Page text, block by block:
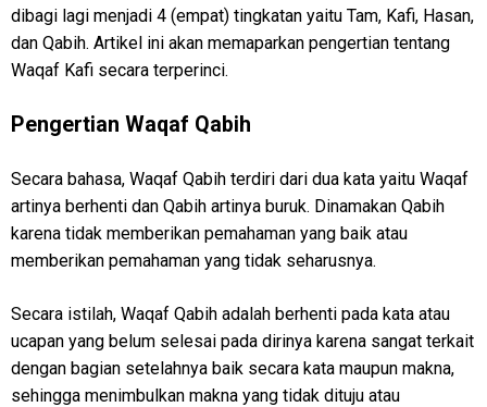
dibagi lagi menjadi 4 (empat) tingkatan yaitu Tam, Kafi, Hasan,
dan Qabih. Artikel ini akan memaparkan pengertian tentang
Waqaf Kafi secara terperinci.
Pengertian Waqaf Qabih
Secara bahasa, Waqaf Qabih terdiri dari dua kata yaitu Waqaf
artinya berhenti dan Qabih artinya buruk. Dinamakan Qabih
karena tidak memberikan pemahaman yang baik atau
memberikan pemahaman yang tidak seharusnya.
Secara istilah, Waqaf Qabih adalah berhenti pada kata atau
ucapan yang belum selesai pada dirinya karena sangat terkait
dengan bagian setelahnya baik secara kata maupun makna,
sehingga menimbulkan makna yang tidak dituju atau